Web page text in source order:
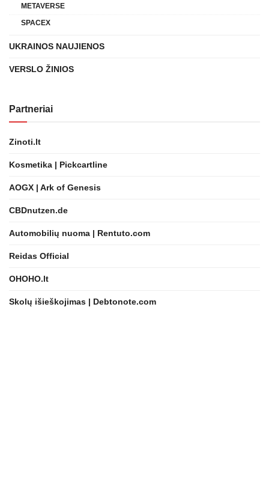
METAVERSE
SPACEX
UKRAINOS NAUJIENOS
VERSLO ŽINIOS
Partneriai
Zinoti.lt
Kosmetika | Pickcartline
AOGX | Ark of Genesis
CBDnutzen.de
Automobilių nuoma | Rentuto.com
Reidas Official
OHOHO.lt
Skolų išieškojimas | Debtonote.com